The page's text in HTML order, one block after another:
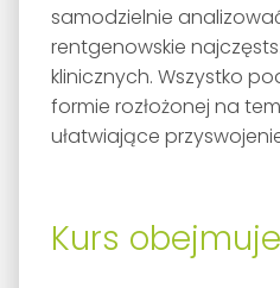
samodzielnie
rentgenowskie
klinicznych. Wszystko
formie rozłożonej na
ułatwiające
Kurs